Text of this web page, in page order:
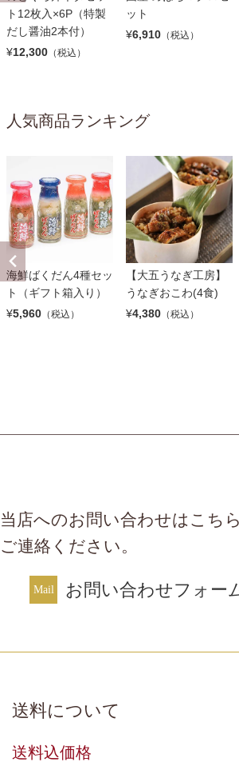
ト12枚入×6P（特製
だし醤油2本付）
¥12,300 （税込）
ット
¥6,910 （税込）
人気商品ランキング
海鮮ばくだん4種セッ
ト（ギフト箱入り）
¥5,960 （税込）
【大五うなぎ工房】
うなぎおこわ(4食)
¥4,380 （税込）
当店へのお問い合わせはこち
ご連絡ください。
お問い合わせフォー
送料について
送料込価格